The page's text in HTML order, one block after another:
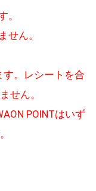
。
せん。
。レシートを合
せん。
POINTはいず